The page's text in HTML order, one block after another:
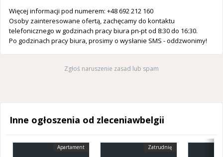
Więcej informacji pod numerem: +48 692 212 160
Osoby zainteresowane ofertą, zachęcamy do kontaktu
telefonicznego w godzinach pracy biura pn-pt od 8:30 do 16:30.
Po godzinach pracy biura, prosimy o wysłanie SMS - oddzwonimy!
Zgłoś naruszenie zasad lub spam
Inne ogłoszenia od zleceniawbelgii
Apartament Zatrudnię